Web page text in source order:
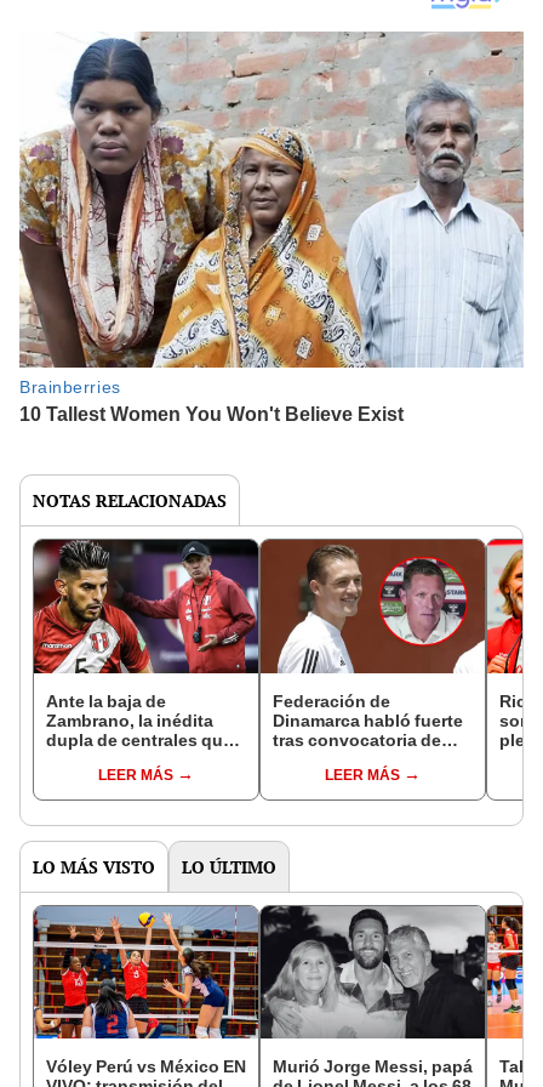
NOTAS RELACIONADAS
Ante la baja de
Zambrano, la inédita
dupla de centrales que
ArgentinaLEER MÁS
Federación de
Dinamarca habló fuerte
tras convocatoria de
selección peruana
LEER MÁS
LO MÁS VISTO LO ÚLTIMO
Vóley Perú vs México EN
Murió Jorge Messi, papá